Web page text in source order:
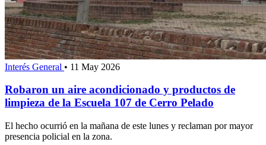
Interés General • 11 May 2026
Robaron un aire acondicionado y productos de
limpieza de la Escuela 107 de Cerro Pelado
El hecho ocurrió en la mañana de este lunes y reclaman por mayor
presencia policial en la zona.